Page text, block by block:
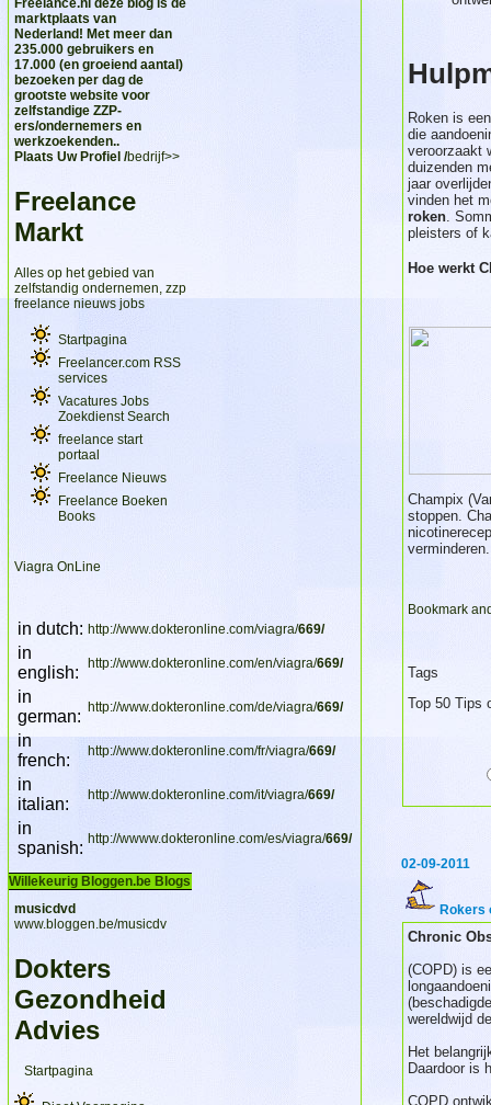
marktplaats van
Nederland! Met meer dan
235.000 gebruikers en
17.000 (en groeiend aantal)
bezoeken per dag de
grootste website voor
zelfstandige ZZP-
ers/ondernemers en
werkzoekenden..
Plaats Uw Profiel /bedrijf>>
Freelance
Markt
Alles op het gebied van
zelfstandig ondernemen, zzp
freelance nieuws jobs
Startpagina
Freelancer.com RSS
services
Vacatures Jobs
Zoekdienst Search
freelance start
portaal
Freelance Nieuws
Freelance Boeken
Books
Viagra OnLine
in dutch: http://www.dokteronline.com/viagra/669/
in
english:
http://www.dokteronline.com/en/viagra/669/
in
german: http://www.dokteronline.com/de/viagra/669/
in
french:
http://www.dokteronline.com/fr/viagra/669/
in
italian:
http://www.dokteronline.com/it/viagra/669/
in
spanish: http://wwww.dokteronline.com/es/viagra/669/
Willekeurig Bloggen.be Blogs
musicdvd
www.bloggen.be/musicdv
Dokters
Gezondheid
Advies
Startpagina
Roken is
die
veroorzaakt
duizenden
jaar
vinden het
roken.
pleisters of
Hoe werkt
Champix
stoppen.
verminderen.
Tags
Top 50 Tips
02-09-2011
Rokers
Chronic
(COPD) is
wereldwijd
Het
Daardoor is
COPD